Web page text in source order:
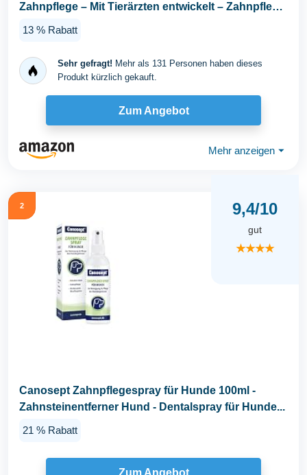
Zahnpflege – Mit Tierärzten entwickelt – Zahnpflege
13 % Rabatt
Sehr gefragt! Mehr als 131 Personen haben dieses
Produkt kürzlich gekauft.
Zum Angebot
Mehr anzeigen ⏷
2 9,4/10
gut
★★★★
Canosept Zahnpflegespray für Hunde 100ml -
Zahnsteinentferner Hund - Dentalspray für Hunde...
21 % Rabatt